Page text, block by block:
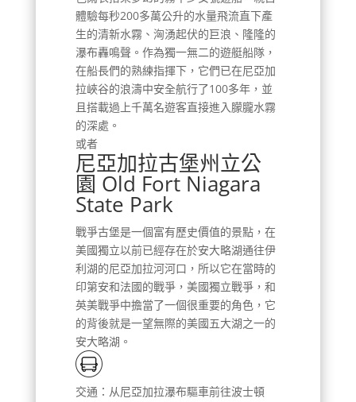
體驗每秒200多萬公升的水量飛流直下產
生的清新水霧、洶湧起伏的巨浪、隆隆的
瀑布轟鳴聲。作為獨一無二的遊艇船隊，
在船長們的熟練指揮下，它們已在尼亞加
拉峽谷的浪濤中安全航行了100多年，並
且搭載過上千萬名遊客直接進入朦朧水霧
的深處。
或者
尼亞加拉古堡州立公
園 Old Fort Niagara
State Park
戰爭古堡是一個富有歷史價值的景點，在
美國獨立以前已經存在於安大略湖通往伊
利湖的尼亞加拉河河口，所以它在當時的
印第安和法國的戰爭，美國獨立戰爭，和
英美戰爭中擔當了一個很重要的角色，它
的背後就是一望無際的美國五大湖之一的
安大略湖。
交通：从尼亞加拉瀑布驅車前往波士頓